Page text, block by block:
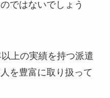
ではないでしょう
上の実績を持つ派遣
を豊富に取り扱って